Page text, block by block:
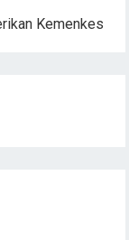
Kemenkes